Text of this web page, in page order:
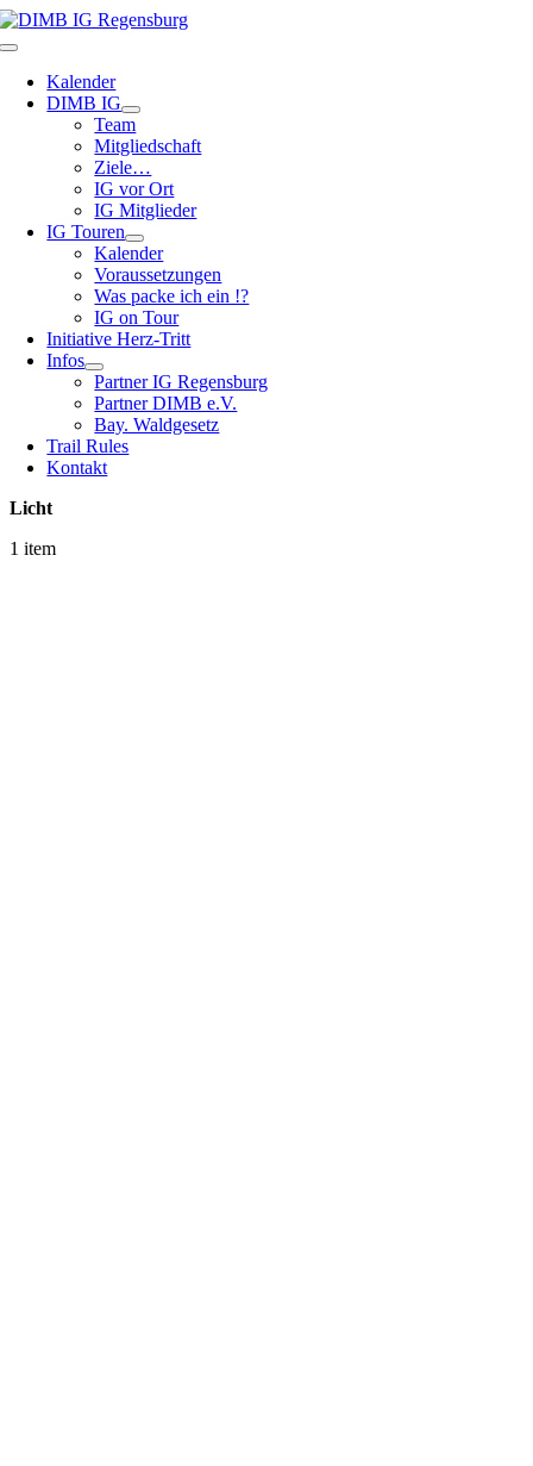
Zum
Inhalt
Toggle
NavigationKalender
DIMB IG
Team
Mitgliedschaft
Ziele…
IG vor Ort
IG Mitglieder
IG Touren
Kalender
Voraussetzungen
Was packe ich ein !?
IG on Tour
Initiative Herz-Tritt
Infos
Partner IG Regensburg
Partner DIMB e.V.
Bay. Waldgesetz
Trail Rules
Kontakt
Licht
1 item